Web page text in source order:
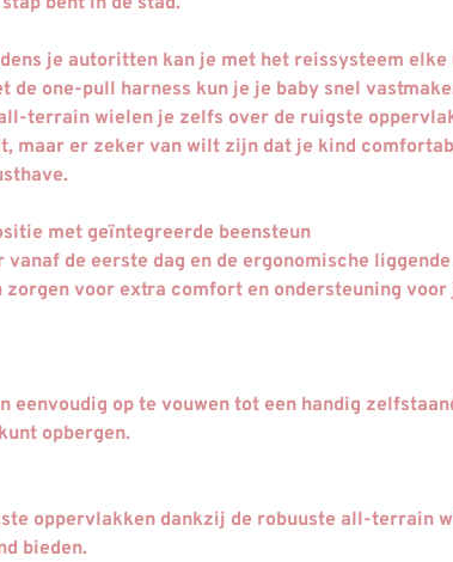
je autoritten kan je met het reissysteem elke
de one-pull harness kun je je baby snel
terrain wielen je zelfs over de ruigste
maar er zeker van wilt zijn dat je kind
met geïntegreerde beensteun
de eerste dag en de ergonomische
voor extra comfort en ondersteuning voor
eenvoudig op te vouwen tot een handig
opbergen.
oppervlakken dankzij de robuuste all-terrain
bieden.